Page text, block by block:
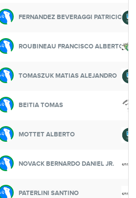
FERNANDEZ BEVERAGGI PATRICIO
ROUBINEAU FRANCISCO ALBERTO
TOMASZUK MATIAS ALEJANDRO
BEITIA TOMAS
MOTTET ALBERTO
NOVACK BERNARDO DANIEL JR.
PATERLINI SANTINO